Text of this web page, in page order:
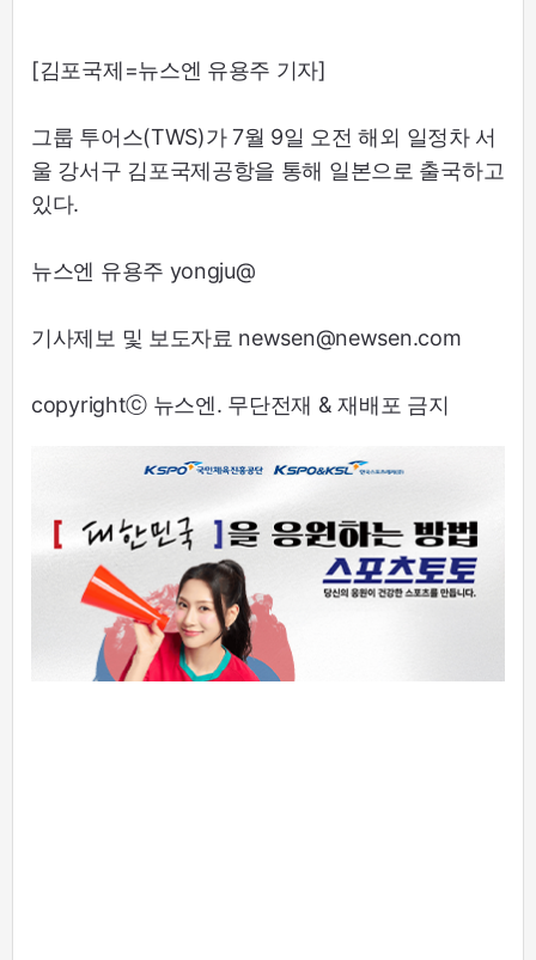
[김포국제=뉴스엔 유용주 기자]
그룹 투어스(TWS)가 7월 9일 오전 해외 일정차 서
울 강서구 김포국제공항을 통해 일본으로 출국하고
있다.
뉴스엔 유용주 yongju@
기사제보 및 보도자료 newsen@newsen.com
copyrightⓒ 뉴스엔. 무단전재 & 재배포 금지